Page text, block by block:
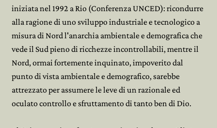
iniziata nel 1992 a Rio (Conferenza UNCED): ricondurre
alla ragione di uno sviluppo industriale e tecnologico a
misura di Nord l'anarchia ambientale e demografica che
vede il Sud pieno di ricchezze incontrollabili, mentre il
Nord, ormai fortemente inquinato, impoverito dal
punto di vista ambientale e demografico, sarebbe
attrezzato per assumere le leve di un razionale ed
oculato controllo e sfruttamento di tanto ben di Dio.